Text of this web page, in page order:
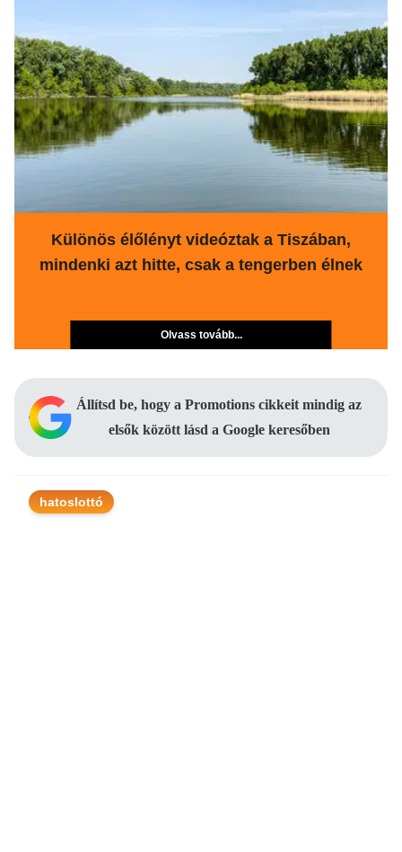
Különös élőlényt videóztak a Tiszában,
mindenki azt hitte, csak a tengerben élnek
Olvass tovább...
Állítsd be, hogy a Promotions cikkeit mindig az
elsők között lásd a Google keresőben
hatoslottó